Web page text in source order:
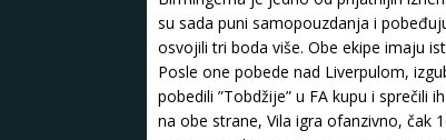
su sada puni samopouzdanja i
osvojili tri boda više. Obe ekipe imaju
Posle one pobede nad Liverpulom,
pobedili ”Tobdžije” u FA kupu i
na obe strane, Vila igra ofanzivno, čak